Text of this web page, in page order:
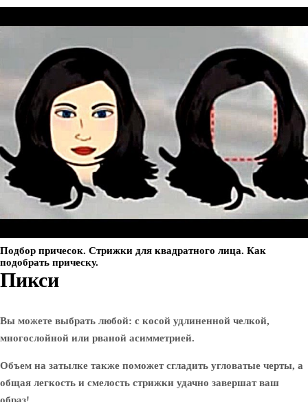
Подбор причесок. Стрижки для квадратного лица. Как
подобрать прическу.
Пикси
Вы можете выбрать любой: с косой удлиненной челкой,
многослойной или рваной асимметрией.
Объем на затылке также поможет сгладить угловатые черты, а
общая легкость и смелость стрижки удачно завершат ваш